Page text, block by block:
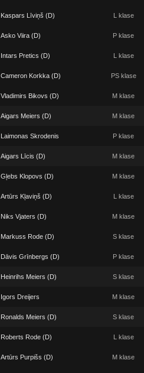
Kaspars Līviņš (D) L klase
Asko Viira (D) P klase
Intars Pretics (D) L klase
Cameron Korkka (D) PS klase
Vladimirs Bikovs (D) M klase
Aigars Meiers (D) M klase
Laimonas Skrodenis P klase
Aigars Līcis (D) M klase
Gļebs Klopovs (D) M klase
Artūrs Kļaviņš (D) L klase
Niks Vjaters (D) M klase
Markuss Rode (D) S klase
Dāvis Grīnbergs (D) P klase
Heinrihs Meiers (D) S klase
Igors Dreijers M klase
Ronalds Meiers (D) S klase
Roberts Rode (D) L klase
Artūrs Purpišs (D) M klase